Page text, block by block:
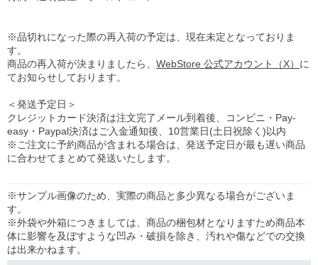
※品切れになった際の再入荷の予定は、現在未定となっておりま
す。
商品の再入荷が決まりましたら、 WebStore 公式アカウント（X） に
てお知らせしております。
＜発送予定日＞
クレジットカード決済は注文完了メール到着後、コンビニ・Pay-
easy・Paypal決済はご入金通知後、10営業日(土日祝除く)以内
※ご注文に予約商品が含まれる場合は、発送予定日が最も遅い商品
に合わせてまとめて発送いたします。
※サンプル画像のため、実際の商品と多少異なる場合がございま
す。
※外袋や外箱につきましては、商品の梱包材となりますため商品本
体に影響を及ぼすような凹み・破損を除き、汚れや傷などでの交換
は出来かねます。